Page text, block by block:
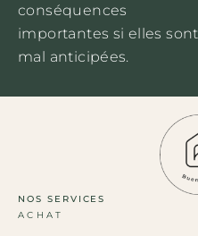
conséquences
importantes si elles sont
mal anticipées.
NOS SERVICES
ACHAT